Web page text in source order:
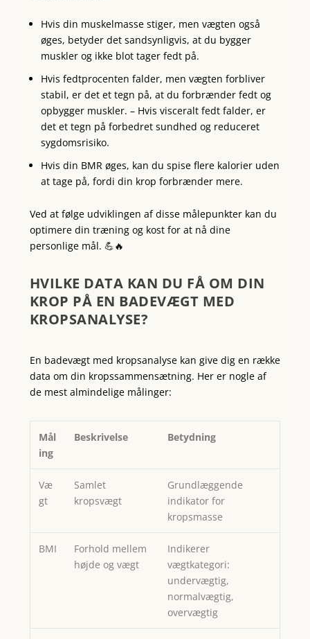
Hvis din muskelmasse stiger, men vægten også
øges, betyder det sandsynligvis, at du bygger
muskler og ikke blot tager fedt på.
Hvis fedtprocenten falder, men vægten forbliver
stabil, er det et tegn på, at du forbrænder fedt og
opbygger muskler. – Hvis visceralt fedt falder, er
det et tegn på forbedret sundhed og reduceret
sygdomsrisiko.
Hvis din BMR øges, kan du spise flere kalorier uden
at tage på, fordi din krop forbrænder mere.
Ved at følge udviklingen af disse målepunkter kan du
optimere din træning og kost for at nå dine
personlige mål. 💪🔥
HVILKE DATA KAN DU FÅ OM DIN
KROP PÅ EN BADEVÆGT MED
KROPSANALYSE?
En badevægt med kropsanalyse kan give dig en række
data om din kropssammensætning. Her er nogle af
de mest almindelige målinger:
Mål
ing
Beskrivelse Betydning
Væ
gt
Samlet
kropsvægt
Grundlæggende
indikator for
kropsmasse
BMI
Forhold mellem
højde og vægt
Indikerer
vægtkategori:
undervægtig,
normalvægtig,
overvægtig